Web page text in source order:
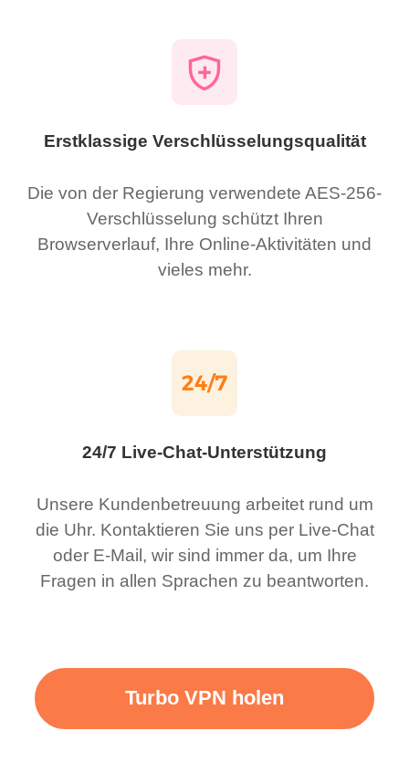
Erstklassige Verschlüsselungsqualität
Die von der Regierung verwendete AES-256-
Verschlüsselung schützt Ihren
Browserverlauf, Ihre Online-Aktivitäten und
vieles mehr.
24/7 Live-Chat-Unterstützung
Unsere Kundenbetreuung arbeitet rund um
die Uhr. Kontaktieren Sie uns per Live-Chat
oder E-Mail, wir sind immer da, um Ihre
Fragen in allen Sprachen zu beantworten.
Turbo VPN holen